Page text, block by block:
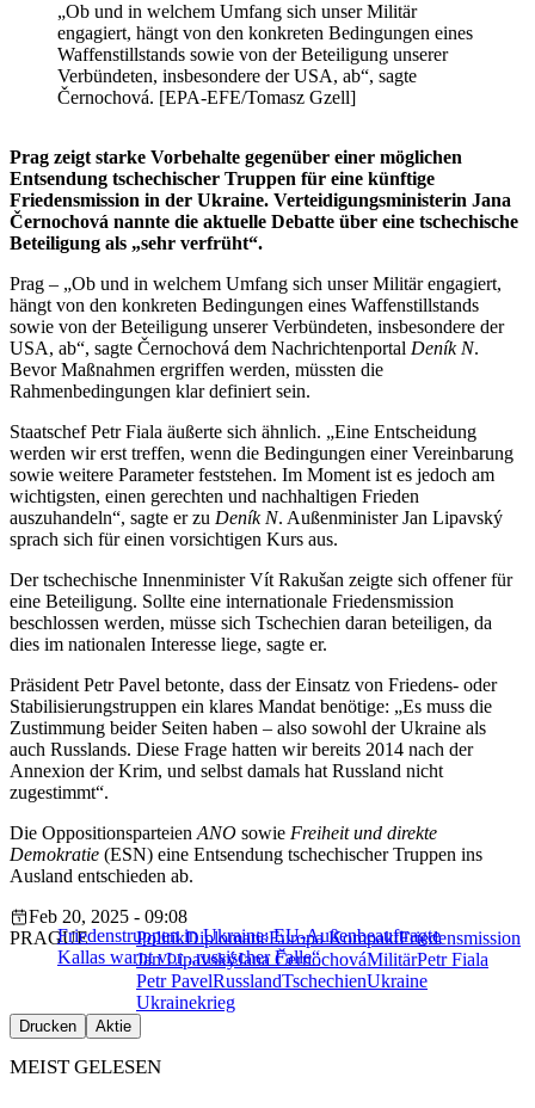
„Ob und in welchem Umfang sich unser Militär
engagiert, hängt von den konkreten Bedingungen eines
Waffenstillstands sowie von der Beteiligung unserer
Verbündeten, insbesondere der USA, ab“, sagte
Černochová. [EPA-EFE/Tomasz Gzell]
Prag zeigt starke Vorbehalte gegenüber einer möglichen
Entsendung tschechischer Truppen für eine künftige
Friedensmission in der Ukraine. Verteidigungsministerin Jana
Černochová nannte die aktuelle Debatte über eine tschechische
Beteiligung als „sehr verfrüht“.
Prag – „Ob und in welchem Umfang sich unser Militär engagiert,
hängt von den konkreten Bedingungen eines Waffenstillstands
sowie von der Beteiligung unserer Verbündeten, insbesondere der
USA, ab“, sagte Černochová dem Nachrichtenportal Deník N.
Bevor Maßnahmen ergriffen werden, müssten die
Rahmenbedingungen klar definiert sein.
Staatschef Petr Fiala äußerte sich ähnlich. „Eine Entscheidung
werden wir erst treffen, wenn die Bedingungen einer Vereinbarung
sowie weitere Parameter feststehen. Im Moment ist es jedoch am
wichtigsten, einen gerechten und nachhaltigen Frieden
auszuhandeln“, sagte er zu Deník N. Außenminister Jan Lipavský
sprach sich für einen vorsichtigen Kurs aus.
Der tschechische Innenminister Vít Rakušan zeigte sich offener für
eine Beteiligung. Sollte eine internationale Friedensmission
beschlossen werden, müsse sich Tschechien daran beteiligen, da
dies im nationalen Interesse liege, sagte er.
Präsident Petr Pavel betonte, dass der Einsatz von Friedens- oder
Stabilisierungstruppen ein klares Mandat benötige: „Es muss die
Zustimmung beider Seiten haben – also sowohl der Ukraine als
auch Russlands. Diese Frage hatten wir bereits 2014 nach der
Annexion der Krim, und selbst damals hat Russland nicht
zugestimmt“.
Die Oppositionsparteien ANO sowie Freiheit und direkte
Demokratie (ESN) eine Entsendung tschechischer Truppen ins
Ausland entschieden ab.
Friedenstruppen in Ukraine: EU-Außenbeauftragte
Kallas warnt vor „russischer Falle“
Feb 20, 2025 - 09:08
PRAGUE
PolitikDiplomatieEuropa KompaktFriedensmission
Jan LipavskýJana ČernochováMilitärPetr Fiala
Petr PavelRusslandTschechienUkraine
Ukrainekrieg
Drucken Aktie
MEIST GELESEN